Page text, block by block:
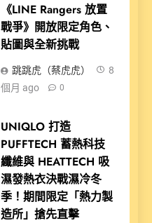
《LINE Rangers 放置
戰爭》開放限定角色、
貼圖與全新挑戰
跳跳虎（蔡虎虎）
8
個月 ago
0
UNIQLO 打造
PUFFTECH 蓄熱科技
纖維與 HEATTECH 吸
濕發熱衣決戰濕冷冬
季！期間限定「熱力製
造所」搶先直擊